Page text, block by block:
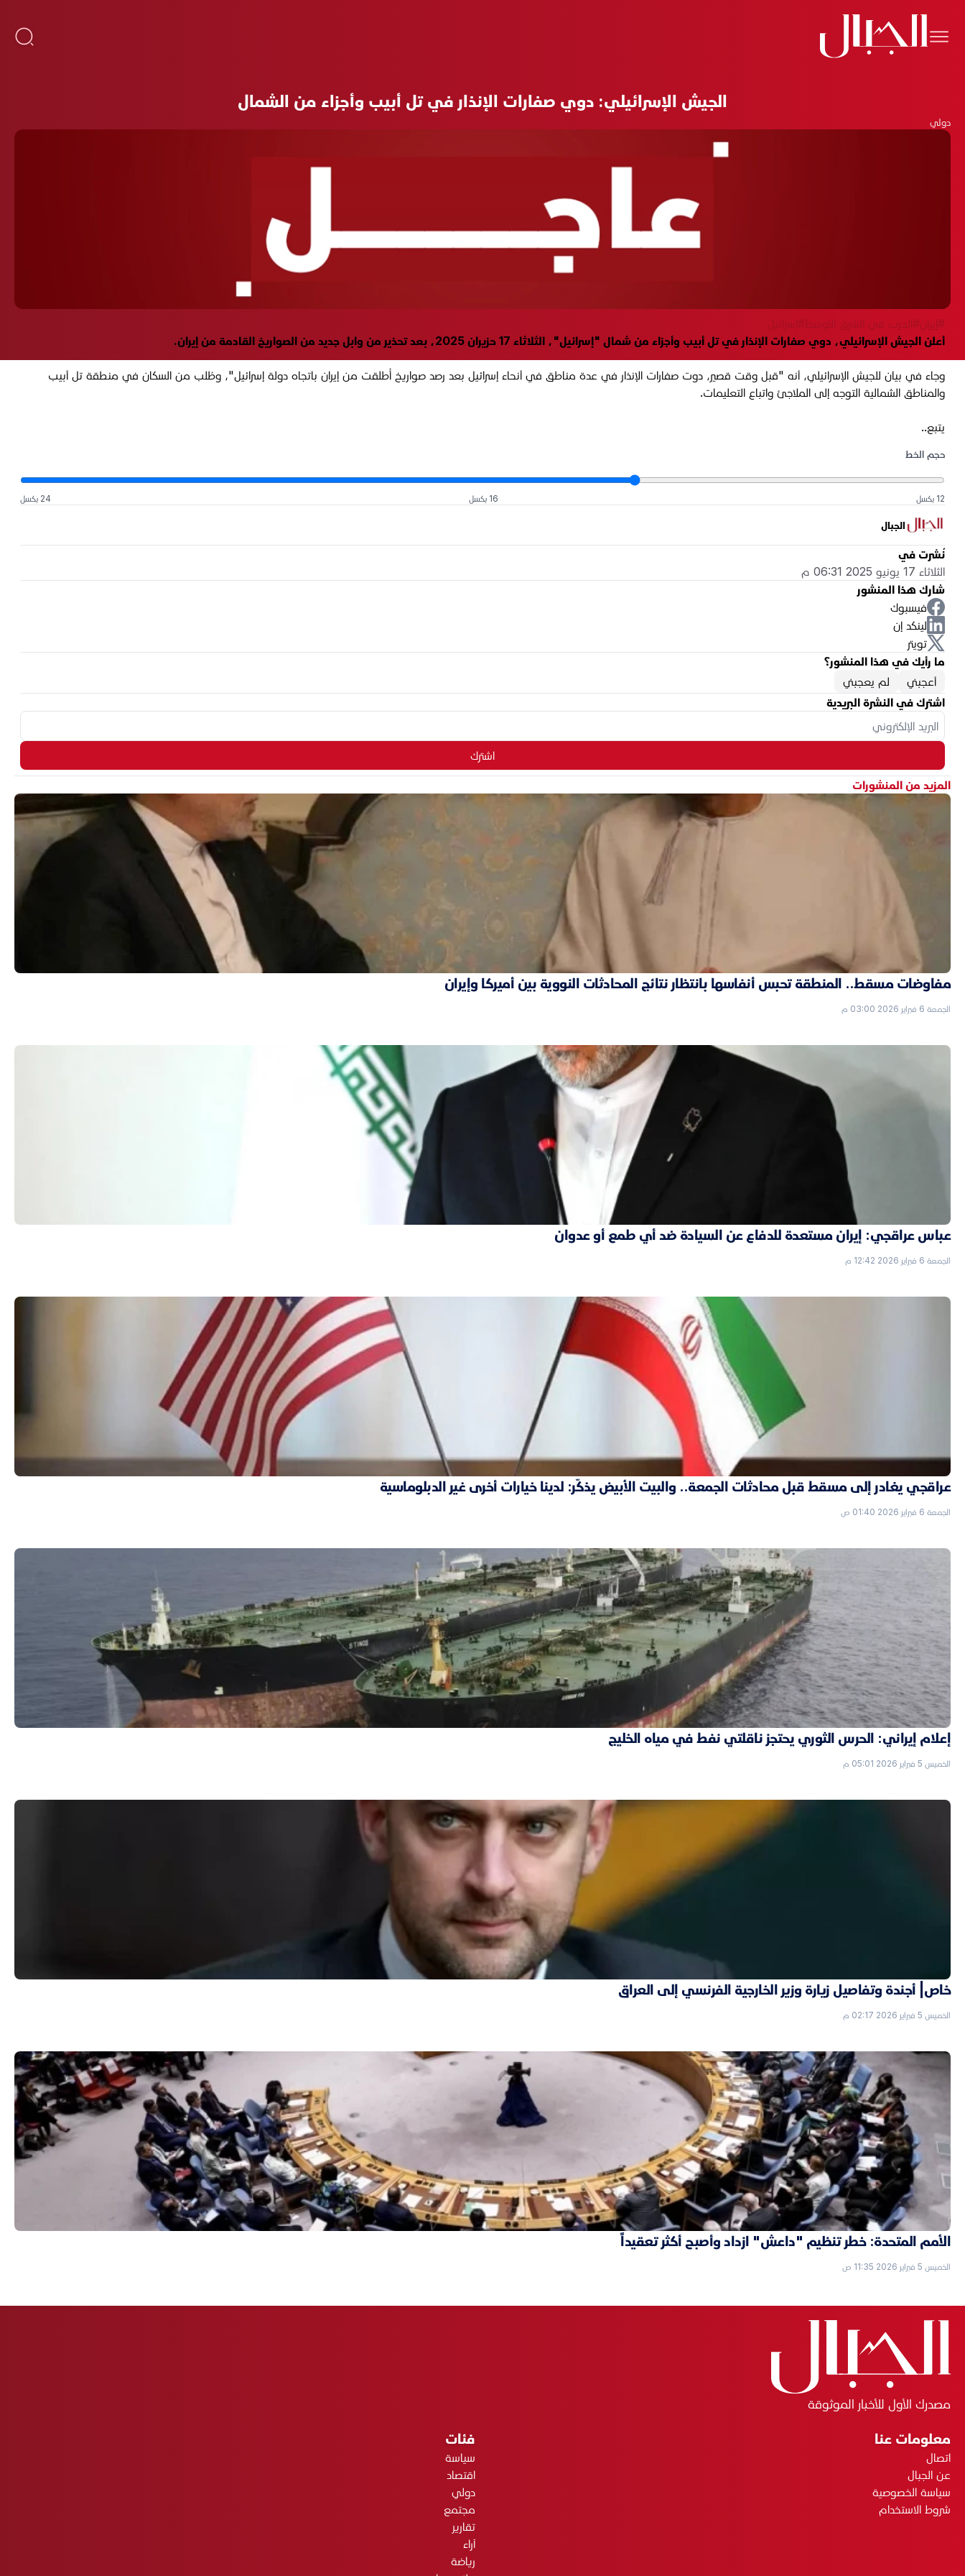
الجيش الإسرائيلي: دوي صفارات الإنذار في تل أبيب وأجزاء من الشمال
دولي
#إيران#الحرب في الشرق الأوسط#إسرائيل
أعلن الجيش الإسرائيلي، دوي صفارات الإنذار في تل أبيب وأجزاء من شمال "إسرائيل"، الثلاثاء 17 حزيران 2025، بعد تحذير من وابل جديد من الصواريخ القادمة من إيران.
وجاء في بيان للجيش الإسرائيلي، أنه "قبل وقت قصير، دوت صفارات الإنذار في عدة مناطق في أنحاء إسرائيل بعد رصد صواريخ أُطلقت من إيران باتجاه دولة إسرائيل"، وطُلب من السكان في منطقة تل أبيب
والمناطق الشمالية التوجه إلى الملاجئ واتباع التعليمات.
يتبع..
حجم الخط
12 بكسل 16 بكسل 24 بكسل
الجبال
نُشرت في
الثلاثاء 17 يونيو 2025 06:31 م
شارك هذا المنشور
فيسبوك
لينكد إن
تويتر
ما رأيك في هذا المنشور؟
أعجبني
لم يعجبني
اشترك في النشرة البريدية
اشترك
المزيد من المنشورات
مفاوضات مسقط.. المنطقة تحبس أنفاسها بانتظار نتائج المحادثات النووية بين أميركا وإيران
الجمعة 6 فبراير 2026 03:00 م
عباس عراقجي: إيران مستعدة للدفاع عن السيادة ضد أي طمع أو عدوان
الجمعة 6 فبراير 2026 12:42 م
عراقجي يغادر إلى مسقط قبل محادثات الجمعة.. والبيت الأبيض يذكّر: لدينا خيارات أخرى غير الدبلوماسية
الجمعة 6 فبراير 2026 01:40 ص
إعلام إيراني: الحرس الثوري يحتجز ناقلتي نفط في مياه الخليج
الخميس 5 فبراير 2026 05:01 م
خاص| أجندة وتفاصيل زيارة وزير الخارجية الفرنسي إلى العراق
الخميس 5 فبراير 2026 02:17 م
الأمم المتحدة: خطر تنظيم "داعش" ازداد وأصبح أكثر تعقيداً
الخميس 5 فبراير 2026 11:35 ص
مصدرك الأول للأخبار الموثوقة
معلومات عنا
اتصال
عن الجبال
سياسة الخصوصية
شروط الاستخدام
فئات
سياسة
اقتصاد
دولي
مجتمع
تقارير
آراء
رياضة